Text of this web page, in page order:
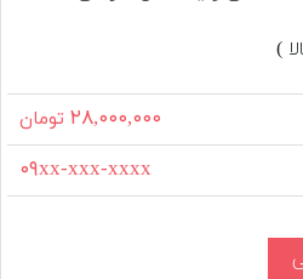
)
۲۸,۰۰۰,۰۰۰ تومان
۰۹xx-xxx-xxxx